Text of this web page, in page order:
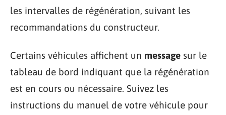
les intervalles de régénération, suivant les
recommandations du constructeur.
Certains véhicules affichent un message sur le
tableau de bord indiquant que la régénération
est en cours ou nécessaire. Suivez les
instructions du manuel de votre véhicule pour